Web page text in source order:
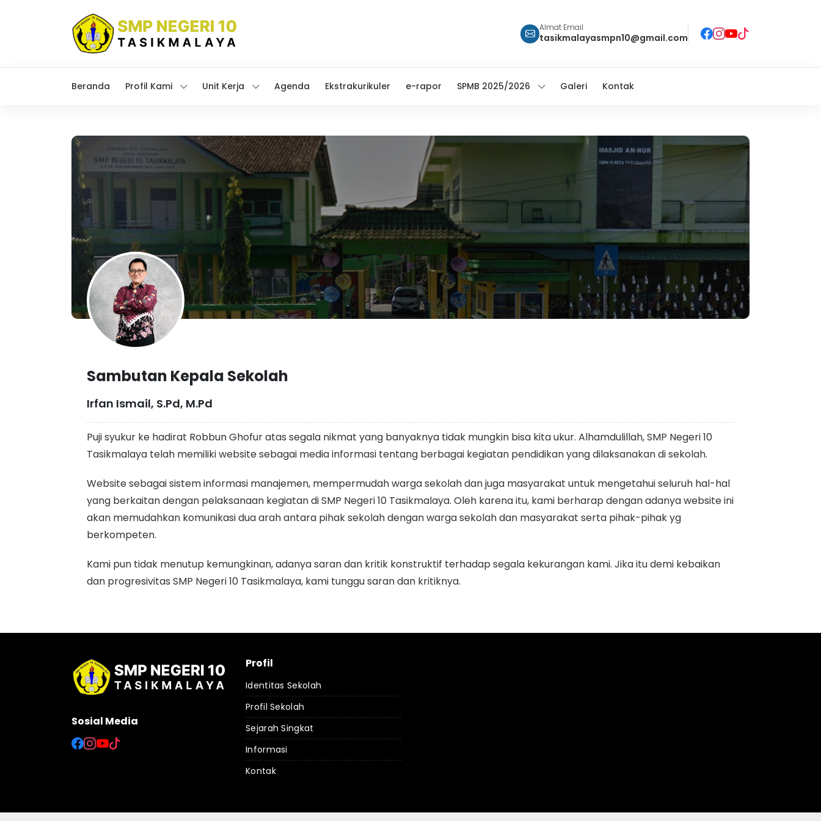
Almat Email
tasikmalayasmpn10@gmail.com
Beranda Profil Kami Unit Kerja Agenda Ekstrakurikuler e-rapor SPMB 2025/2026 Galeri Kontak
Sambutan Kepala Sekolah
Irfan Ismail, S.Pd, M.Pd
Puji syukur ke hadirat Robbun Ghofur atas segala nikmat yang banyaknya tidak mungkin bisa kita ukur. Alhamdulillah, SMP Negeri 10
Tasikmalaya telah memiliki website sebagai media informasi tentang berbagai kegiatan pendidikan yang dilaksanakan di sekolah.
Website sebagai sistem informasi manajemen, mempermudah warga sekolah dan juga masyarakat untuk mengetahui seluruh hal-hal
yang berkaitan dengan pelaksanaan kegiatan di SMP Negeri 10 Tasikmalaya. Oleh karena itu, kami berharap dengan adanya website ini
akan memudahkan komunikasi dua arah antara pihak sekolah dengan warga sekolah dan masyarakat serta pihak-pihak yg
berkompeten.
Kami pun tidak menutup kemungkinan, adanya saran dan kritik konstruktif terhadap segala kekurangan kami. Jika itu demi kebaikan
dan progresivitas SMP Negeri 10 Tasikmalaya, kami tunggu saran dan kritiknya.
Sosial Media
Profil
Identitas Sekolah
Profil Sekolah
Sejarah Singkat
Informasi
Kontak